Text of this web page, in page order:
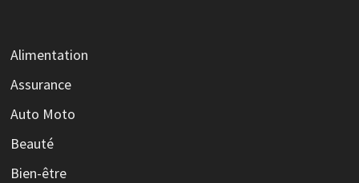
Alimentation
Assurance
Auto Moto
Beauté
Bien-être